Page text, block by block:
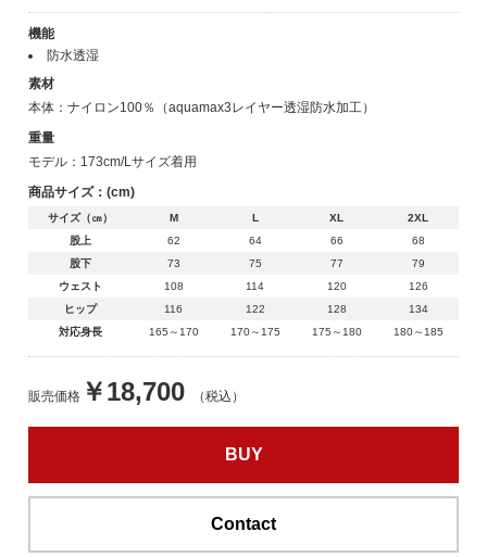
機能
防水透湿
素材
本体：ナイロン100％（aquamax3レイヤー透湿防水加工）
重量
モデル：173cm/Lサイズ着用
商品サイズ：(cm)
サイズ（㎝） M L XL
2XL
股上
62 64 66
68
股下
73 75 77
79
ウェスト
108 114 120
126
ヒップ
116 122 128
134
対応身長
165～170 170～175 175～180 180～185
販売価格 ￥18,700 （税込）
BUY
Contact